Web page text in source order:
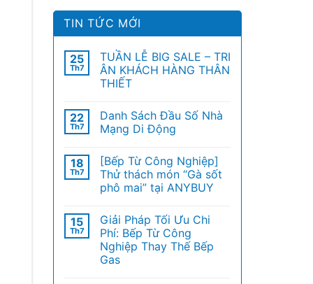
TIN TỨC MỚI
25
Th7
TUẦN LỄ BIG SALE – TRI
ÂN KHÁCH HÀNG THÂN
THIẾT
22
Th7
Danh Sách Đầu Số Nhà
Mạng Di Động
18
Th7
[Bếp Từ Công Nghiệp]
Thử thách món “Gà sốt
phô mai” tại ANYBUY
15
Th7
Giải Pháp Tối Ưu Chi
Phí: Bếp Từ Công
Nghiệp Thay Thế Bếp
Gas